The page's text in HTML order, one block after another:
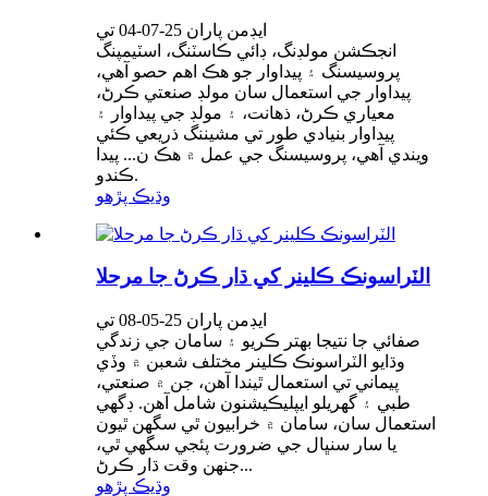
ايڊمن پاران 25-07-04 تي
انجڪشن مولڊنگ، ڊائي ڪاسٽنگ، اسٽيمپنگ
پروسيسنگ ۽ پيداوار جو هڪ اهم حصو آهي،
پيداوار جي استعمال سان مولڊ صنعتي ڪرڻ،
معياري ڪرڻ، ذهانت، ۽ مولڊ جي پيداوار ۽
پيداوار بنيادي طور تي مشيننگ ذريعي ڪئي
ويندي آهي، پروسيسنگ جي عمل ۾ هڪ ن... پيدا
ڪندو.
وڌيڪ پڙهو
الٽراسونڪ ڪلينر کي ڌار ڪرڻ جا مرحلا
ايڊمن پاران 25-05-08 تي
صفائي جا نتيجا بهتر ڪريو ۽ سامان جي زندگي
وڌايو الٽراسونڪ ڪلينر مختلف شعبن ۾ وڏي
پيماني تي استعمال ٿيندا آهن، جن ۾ صنعتي،
طبي ۽ گهريلو ايپليڪيشنون شامل آهن. ڊگھي
استعمال سان، سامان ۾ خرابيون ٿي سگهن ٿيون
يا سار سنڀال جي ضرورت پئجي سگهي ٿي،
جنهن وقت ڌار ڪرڻ...
وڌيڪ پڙهو